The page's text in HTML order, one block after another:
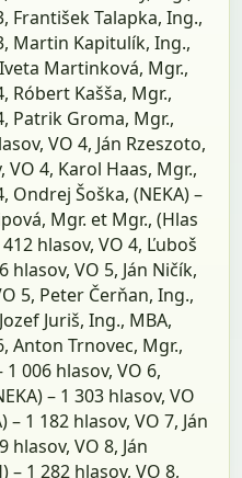
František Talapka, Ing.,
Martin Kapitulík, Ing.,
Martinková, Mgr.,
Róbert Kašša, Mgr.,
Patrik Groma, Mgr.,
VO 4, Ján Rzeszoto,
VO 4, Karol Haas, Mgr.,
Ondrej Šoška, (NEKA) –
Mgr. et Mgr., (Hlas
hlasov, VO 4, Ľuboš
hlasov, VO 5, Ján Ničík,
5, Peter Čerňan, Ing.,
Juriš, Ing., MBA,
Anton Trnovec, Mgr.,
006 hlasov, VO 6,
– 1 303 hlasov, VO
– 1 182 hlasov, VO 7, Ján
hlasov, VO 8, Ján
– 1 282 hlasov, VO 8,